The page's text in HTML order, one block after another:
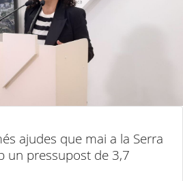
ajudes que mai a la Serra
un pressupost de 3,7